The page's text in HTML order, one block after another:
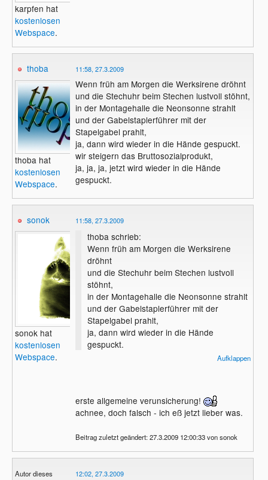
karpfen hat
kostenlosen
Webspace.
thoba
thoba hat
kostenlosen
Webspace.
11:58, 27.3.2009
Wenn früh am Morgen die Werksirene dröhnt
und die Stechuhr beim Stechen lustvoll stöhnt,
in der Montagehalle die Neonsonne strahlt
und der Gabelstaplerführer mit der
Stapelgabel prahlt,
ja, dann wird wieder in die Hände gespuckt.
wir steigern das Bruttosozialprodukt,
ja, ja, ja, jetzt wird wieder in die Hände
gespuckt.
sonok
sonok hat
kostenlosen
Webspace.
11:58, 27.3.2009
thoba schrieb:
Wenn früh am Morgen die Werksirene
dröhnt
und die Stechuhr beim Stechen lustvoll
stöhnt,
in der Montagehalle die Neonsonne strahlt
und der Gabelstaplerführer mit der
Stapelgabel prahlt,
ja, dann wird wieder in die Hände
gespuckt.
wir steigern das Bruttosozialprodukt,Aufklappen
erste allgemeine verunsicherung!
achnee, doch falsch - ich eß jetzt lieber was.
Beitrag zuletzt geändert: 27.3.2009 12:00:33 von sonok
Autor dieses
12:02, 27.3.2009